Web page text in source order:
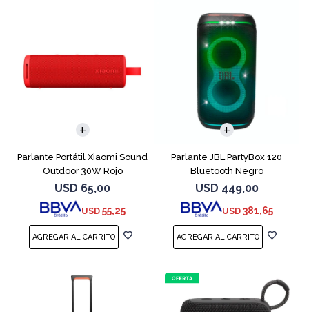
Parlante Portátil Xiaomi Sound
Outdoor 30W Rojo
USD 65,00
USD 55,25
Parlante JBL PartyBox 120
Bluetooth Negro
USD 449,00
USD 381,65